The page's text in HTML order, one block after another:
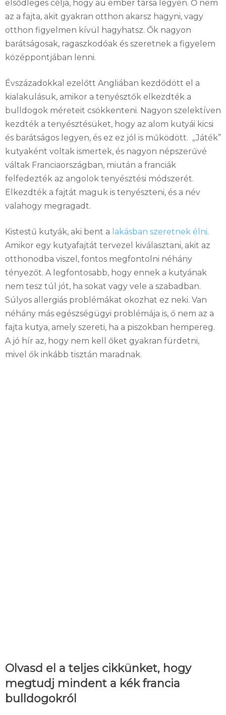
elsődleges célja, hogy au ember társa legyen. Ő nem
az a fajta, akit gyakran otthon akarsz hagyni, vagy
otthon figyelmen kívül hagyhatsz. Ők nagyon
barátságosak, ragaszkodóak és szeretnek a figyelem
középpontjában lenni.
Évszázadokkal ezelőtt Angliában kezdődött el a
kialakulásuk, amikor a tenyésztők elkezdték a
bulldogok méreteit csökkenteni. Nagyon szelektíven
kezdték a tenyésztésüket, hogy az alom kutyái kicsi
és barátságos legyen, és ez ez jól is működött. „Játék”
kutyaként voltak ismertek, és nagyon népszerűvé
váltak Franciaországban, miután a franciák
felfedezték az angolok tenyésztési módszerét.
Elkezdték a fajtát maguk is tenyészteni, és a név
valahogy megragadt.
Kistestű kutyák, aki bent a lakásban szeretnek élni.
Amikor egy kutyafajtát tervezel kiválasztani, akit az
otthonodba viszel, fontos megfontolni néhány
tényezőt. A legfontosabb, hogy ennek a kutyának
nem tesz túl jót, ha sokat vagy vele a szabadban.
Súlyos allergiás problémákat okozhat ez neki. Van
néhány más egészségügyi problémája is, ő nem az a
fajta kutya, amely szereti, ha a piszokban hempereg.
A jó hír az, hogy nem kell őket gyakran fürdetni,
mivel ők inkább tisztán maradnak.
Olvasd el a teljes cikkünket, hogy
megtudj mindent a kék francia
bulldogokról